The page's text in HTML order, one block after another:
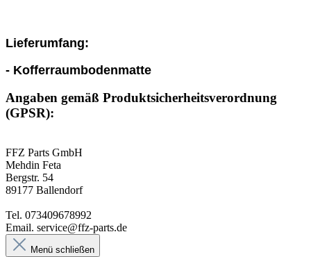
Lieferumfang:
- Kofferraumbodenmatte
Angaben gemäß Produktsicherheitsverordnung
(GPSR):
FFZ Parts GmbH
Mehdin Feta
Bergstr. 54
89177 Ballendorf
Tel. 073409678992
Email. service@ffz-parts.de
Menü schließen